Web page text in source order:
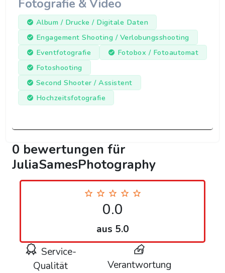
Fotografie & Video
Album / Drucke / Digitale Daten
Engagement Shooting / Verlobungsshooting
Eventfotografie
Fotobox / Fotoautomat
Fotoshooting
Second Shooter / Assistent
Hochzeitsfotografie
0 bewertungen für
JuliaSamesPhotography
0.0
aus 5.0
Service-
Qualität
Verantwortung